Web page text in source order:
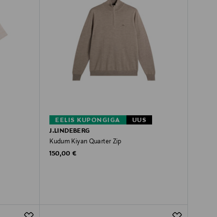
EELIS KUPONGIGA
UUS
J.LINDEBERG
Kudum Kiyan Quarter Zip
Original Price
150,00 €